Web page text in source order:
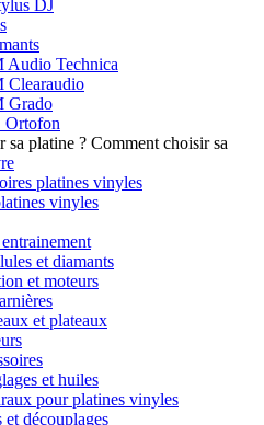
DJ
Audio Technica
Clearaudio
Grado
Ortofon
Comment choisir sa
platines vinyles
vinyles
et diamants
et moteurs
et plateaux
et huiles
pour platines vinyles
et découplages